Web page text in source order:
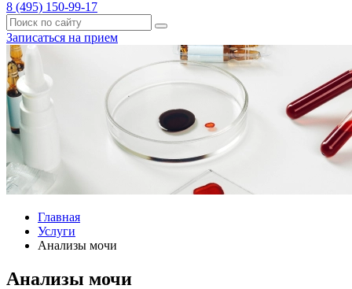
8 (495) 150-99-17
Записаться на прием
Главная
Услуги
Анализы мочи
Анализы мочи